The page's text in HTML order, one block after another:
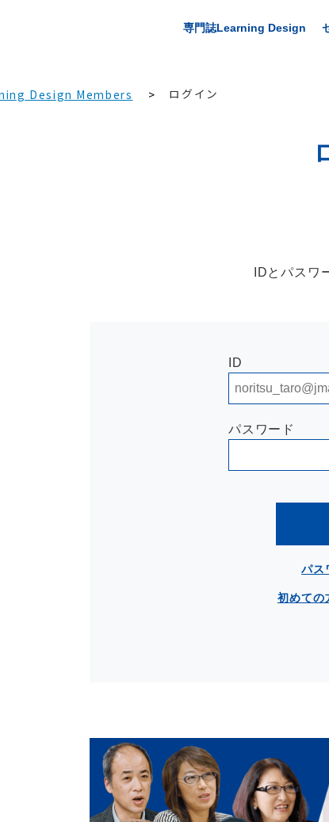
専門誌Learning Design
Design Members ログイン
IDとパスワ
ID
パスワード
パス
初めての